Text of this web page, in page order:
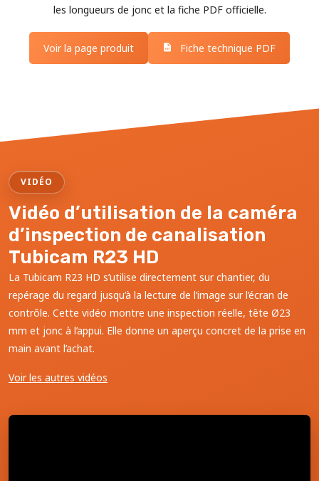
les longueurs de jonc et la fiche PDF officielle.
Voir la page produit Fiche technique PDF
VIDÉO
Vidéo d’utilisation de la caméra
d’inspection de canalisation
Tubicam R23 HD
La Tubicam R23 HD s’utilise directement sur chantier, du
repérage du regard jusqu’à la lecture de l’image sur l’écran de
contrôle. Cette vidéo montre une inspection réelle, tête Ø23
mm et jonc à l’appui. Elle donne un aperçu concret de la prise en
main avant l’achat.
Voir les autres vidéos